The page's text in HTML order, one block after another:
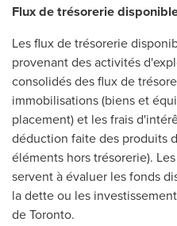
Flux de trésorerie
Les flux de trésorerie
provenant des activités
consolidés des flux de
immobilisations (biens et
placement) et les frais
déduction faite des produits
éléments hors trésorerie).
servent à évaluer les fonds
la dette ou les
deToronto.